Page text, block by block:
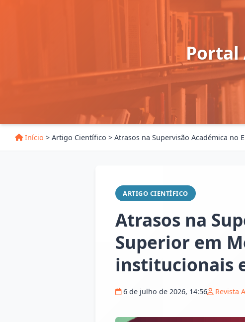
Portal
Início > Artigo Científico > Atrasos na Supervisão Académica no
ARTIGO CIENTÍFICO
Atrasos na
Superior em
institucionais
6 de julho de 2026, 14:56 Revista